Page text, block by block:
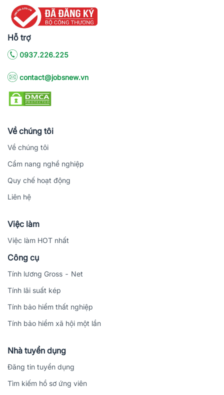
Hỗ trợ
0937.226.225
contact@jobsnew.vn
Về chúng tôi
Về chúng tôi
Cẩm nang nghề nghiệp
Quy chế hoạt động
Liên hệ
Việc làm
Việc làm HOT nhất
Công cụ
Tính lương Gross - Net
Tính lãi suất kép
Tính bảo hiểm thất nghiệp
Tính bảo hiểm xã hội một lần
Nhà tuyển dụng
Đăng tin tuyển dụng
Tìm kiếm hồ sơ ứng viên